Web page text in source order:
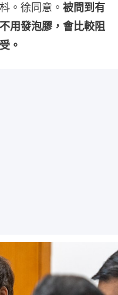
。徐同意。 被問到有
用發泡膠，會比較阻
。